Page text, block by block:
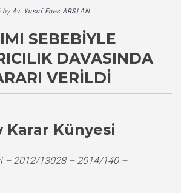
byAv. Yusuf Enes ARSLAN
SEBEBIYLE
DAVASINDA
VERILDI
Karar Künyesi
– 2012/13028 – 2014/140 –